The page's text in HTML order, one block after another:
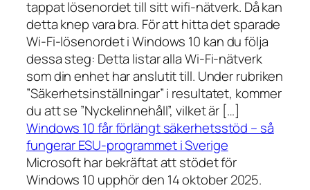
tappat lösenordet till sitt wifi-nätverk. Då kan
detta knep vara bra. För att hitta det sparade
Wi-Fi-lösenordet i Windows 10 kan du följa
dessa steg: Detta listar alla Wi-Fi-nätverk
som din enhet har anslutit till. Under rubriken
”Säkerhetsinställningar” i resultatet, kommer
du att se ”Nyckelinnehåll”, vilket är […]
Windows 10 får förlängt säkerhetsstöd – så
fungerar ESU-programmet i Sverige
Microsoft har bekräftat att stödet för
Windows 10 upphör den 14 oktober 2025.